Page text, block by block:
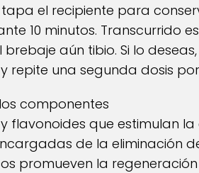
el recipiente para
10 minutos. Transcurrido
aún tibio. Si lo
repite una segunda dosis
componentes
flavonoides que estimulan
de la eliminación
promueven la